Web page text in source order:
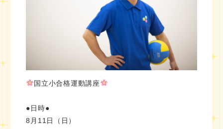
国立小合格運動講座
●日時●
8月11日（日）